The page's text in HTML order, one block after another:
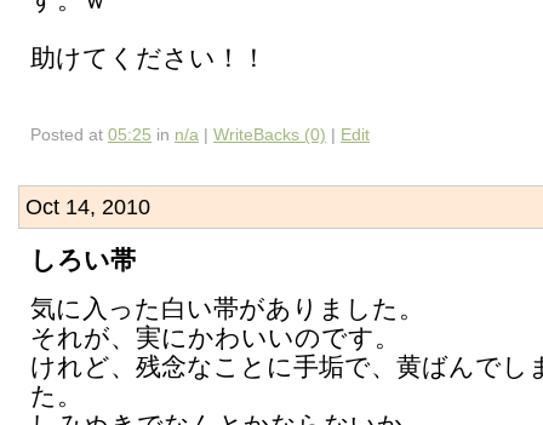
助けてください！！
Posted at 05:25 in n/a | WriteBacks (0) | Edit
Oct 14, 2010
しろい帯
気に入った白い帯がありました。
それが、実にかわいいのです。
けれど、残念なことに手垢で、黄ばんでし
た。